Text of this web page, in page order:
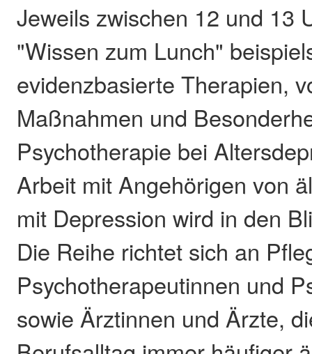
Jeweils zwischen 12 und 13
"Wissen zum Lunch"
evidenzbasierte Therapien,
Maßnahmen und
Psychotherapie bei
Arbeit mit Angehörigen von
mit Depression wird in den
Die Reihe richtet sich an
Psychotherapeutinnen und
sowie Ärztinnen und Ärzte,